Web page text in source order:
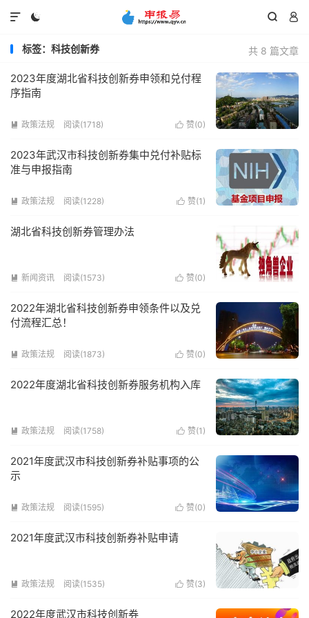
  

共 8 篇文章
标签：科技创新券
2023年度湖北省科技创新券申领和兑付程
序指南
 赞(0)
 政策法规 阅读(1718)
2023年武汉市科技创新券集中兑付补贴标
准与申报指南
 赞(1 )
 政策法规 阅读(1228)
湖北省科技创新券管理办法
 赞(0)
 新闻资讯 阅读(1573)
2022年湖北省科技创新券申领条件以及兑
付流程汇总！
 赞(0)
 政策法规 阅读(1873)
2022年度湖北省科技创新券服务机构入库
 赞(1 )
 政策法规 阅读(1758)
2021年度武汉市科技创新券补贴事项的公
示
 赞(0)
 政策法规 阅读(1595)
2021年度武汉市科技创新券补贴申请
 赞(3)
 政策法规 阅读(1535)
2022年度武汉市科技创新券